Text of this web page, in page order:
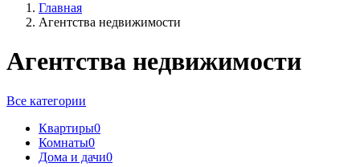
Главная
Агентства недвижимости
Агентства недвижимости
Все категории
Квартиры0
Комнаты0
Дома и дачи0